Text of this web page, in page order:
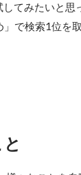
てみたいと思
で検索1位を